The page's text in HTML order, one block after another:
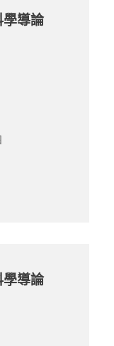
導論
導論